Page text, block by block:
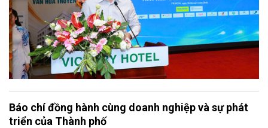
Báo chí đồng hành cùng doanh nghiệp và sự phát
triển của Thành phố